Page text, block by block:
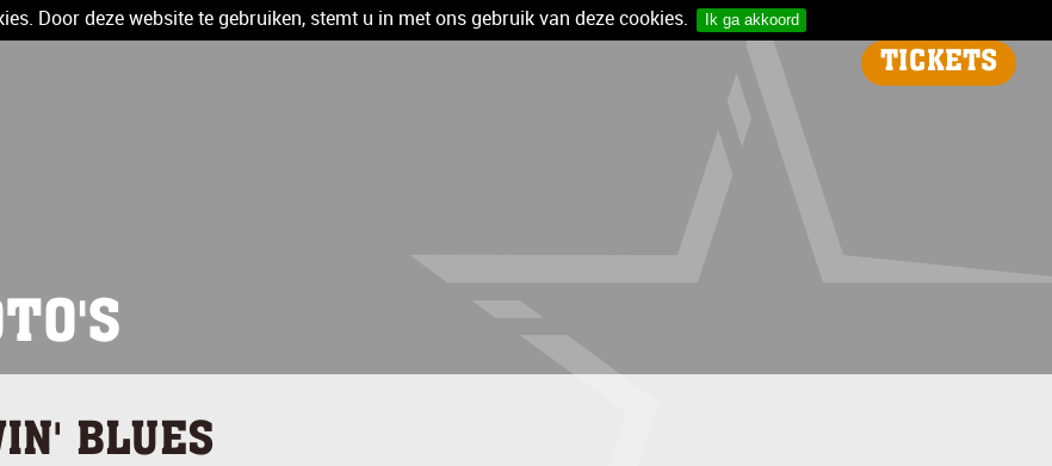
Door deze website te gebruiken, stemt u in met ons gebruik van deze cookies. Ik ga akkoord
TICKETS
BLUES